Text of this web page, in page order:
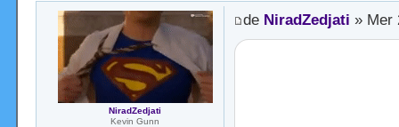
de NiradZedjati » Mer
NiradZedjati
Kevin Gunn